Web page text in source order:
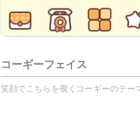
コーギーフェイス
笑顔でこちらを覗くコーギーのテー